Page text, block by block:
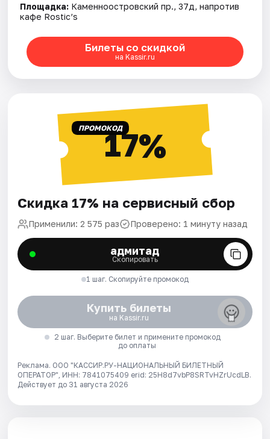
Площадка: Каменноостровский пр., 37д, напротив
кафе Rostic’s
Билеты со скидкой
на Kassir.ru
ПРОМОКОД17%
Скидка 17% на сервисный сбор
Применили: 2 575 раз Проверено: 1 минуту назад
адмитад
Скопировать
1 шаг. Скопируйте промокод
Купить билеты
на Kassir.ru
2 шаг. Выберите билет и примените промокод
до оплаты
Реклама. ООО "КАССИР.РУ-НАЦИОНАЛЬНЫЙ БИЛЕТНЫЙ
ОПЕРАТОР", ИНН: 7841075409 erid: 25H8d7vbP8SRTvHZrUcdLB.
Действует до 31 августа 2026